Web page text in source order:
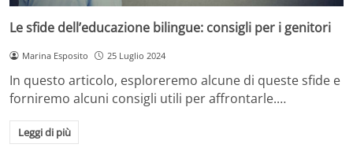
Le sfide dell’educazione bilingue: consigli per i genitori
Marina Esposito 25 Luglio 2024
In questo articolo, esploreremo alcune di queste sfide e
forniremo alcuni consigli utili per affrontarle.…
Leggi di più